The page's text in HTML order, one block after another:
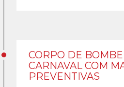
CORPO DE
CARNAVAL COM
PREVENTIVAS